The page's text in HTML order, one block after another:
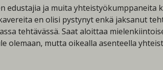
edustajia ja muita
en olisi pystynyt enkä jaksanut
tehtävässä. Saat aloittaa
olemaan, mutta oikealla asenteella